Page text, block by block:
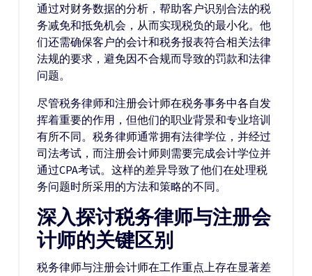
通过对财务数据的分析，帮助客户识别合法的税
务减免和抵免机会，从而实现税负的最小化。他
们还需确保客户的会计和税务报表符合相关法律
法规的要求，避免因不合规而导致的罚款和法律
问题。
尽管税务律师和注册会计师在税务事务中各自发
挥着重要的作用，但他们的职业背景和专业培训
有所不同。税务律师通常拥有法律学位，并经过
司法考试，而注册会计师则需要完成会计学位并
通过CPA考试。这样的差异导致了他们在处理税
务问题时所采用的方法和策略的不同。
深入探讨税务律师与注册会
计师的关键区别
税务律师与注册会计师在工作重点上存在显著差